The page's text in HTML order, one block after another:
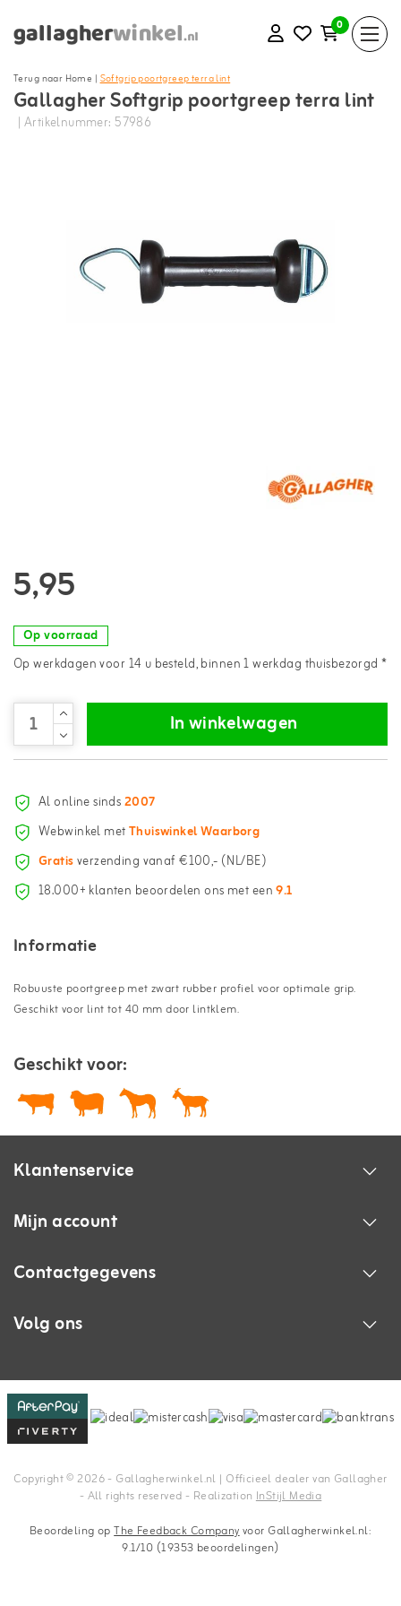
0
Terug naar Home |Softgrip poortgreep terra lint
Gallagher Softgrip poortgreep terra lint
| Artikelnummer: 57986
5,95
Op voorraad
Op werkdagen voor 14 u besteld, binnen 1 werkdag thuisbezorgd *
In winkelwagen
Al online sinds2007
Webwinkel metThuiswinkel Waarborg
Gratisverzending vanaf €100,- (NL/BE)
18.000+ klanten beoordelen ons met een9.1
Informatie
Robuuste poortgreep met zwart rubber profiel voor optimale grip.
Geschikt voor lint tot 40 mm door lintklem.
Geschikt voor:
Klantenservice
Mijn account
Contactgegevens
Volg ons
Copyright © 2026 - Gallagherwinkel.nl | Officieel dealer van Gallagher
- All rights reserved - Realization InStijl Media
Beoordeling opThe Feedback Companyvoor Gallagherwinkel.nl:
9.1/10 (19353 beoordelingen)